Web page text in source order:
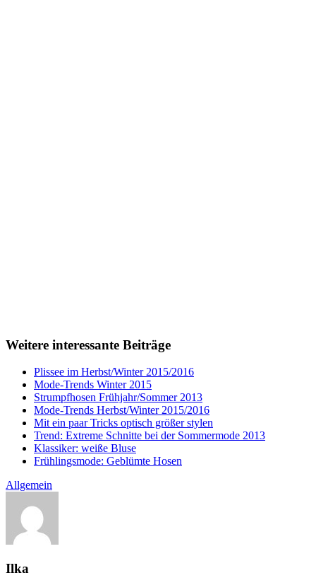
Weitere interessante Beiträge
Plissee im Herbst/Winter 2015/2016
Mode-Trends Winter 2015
Strumpfhosen Frühjahr/Sommer 2013
Mode-Trends Herbst/Winter 2015/2016
Mit ein paar Tricks optisch größer stylen
Trend: Extreme Schnitte bei der Sommermode 2013
Klassiker: weiße Bluse
Frühlingsmode: Geblümte Hosen
Allgemein
Ilka